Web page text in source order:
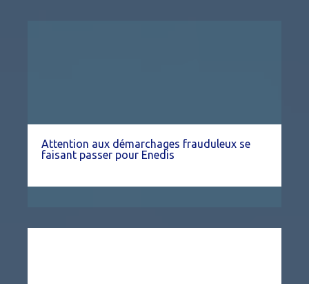
Attention aux démarchages frauduleux se
faisant passer pour Enedis